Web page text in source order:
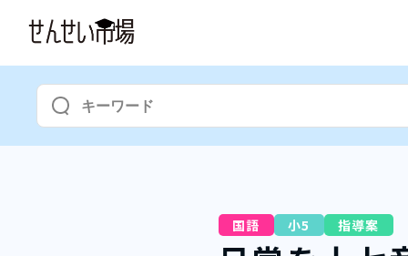
国語 小5 指導案